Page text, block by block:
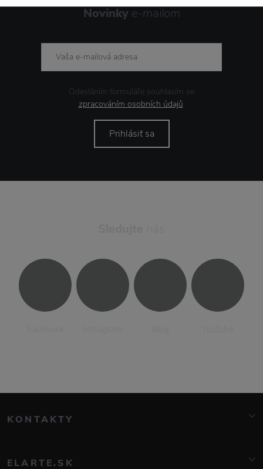
Novinky e-mailom
Odesláním formuláře souhlasím se
zpracováním osobních údajů.
Prihlásiť sa
KONTAKTY
+420 776 081 000
ELARTE.SK